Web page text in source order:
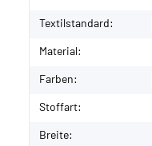
Textilstandard:
Material:
Farben:
Stoffart:
Breite: